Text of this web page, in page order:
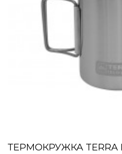
ТЕРМОКРУЖКА TERRA